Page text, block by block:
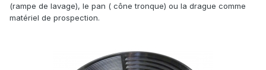
(rampe de lavage), le pan ( cône tronque) ou la drague comme
matériel de prospection.